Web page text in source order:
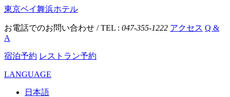
東京ベイ舞浜ホテル
お電話でのお問い合わせ / TEL : 047-355-1222 アクセス Q &
A
宿泊予約 レストラン予約
LANGUAGE
日本語